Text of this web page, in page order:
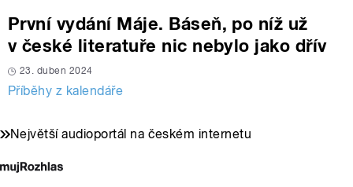
První vydání Máje. Báseň, po níž už
v české literatuře nic nebylo jako dřív
23. duben 2024
Příběhy z kalendáře
Největší audioportál na českém internetu